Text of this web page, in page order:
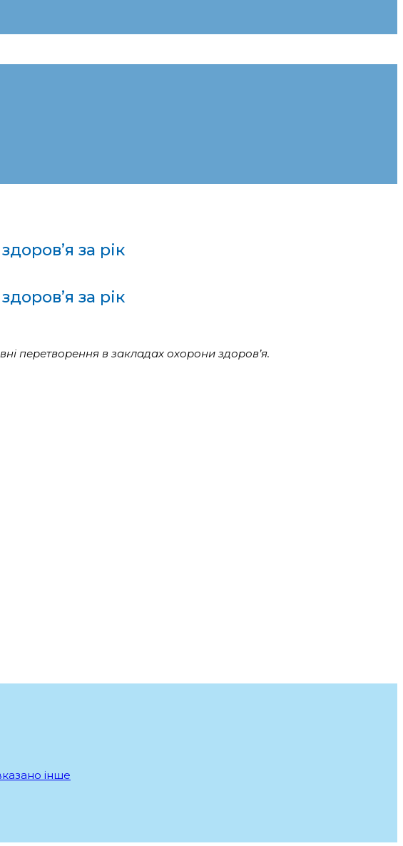
за рік
за рік
перетворення в закладах охорони здоров’я.
інше